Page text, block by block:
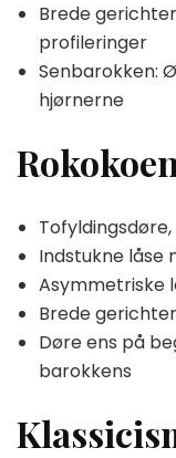
Brede
profileringer
Senbarokken:
hjørnerne
Indstukne låse
Asymmetriske
Brede
Døre ens på
barokkens